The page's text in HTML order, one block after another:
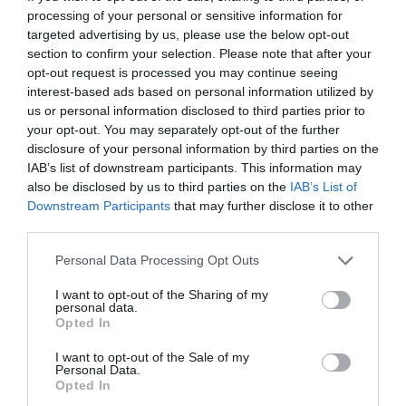
processing of your personal or sensitive information for
targeted advertising by us, please use the below opt-out
section to confirm your selection. Please note that after your
opt-out request is processed you may continue seeing
interest-based ads based on personal information utilized by
us or personal information disclosed to third parties prior to
your opt-out. You may separately opt-out of the further
disclosure of your personal information by third parties on the
IAB’s list of downstream participants. This information may
also be disclosed by us to third parties on the IAB’s List of
Downstream Participants that may further disclose it to other
Please note that this website/app uses one or more Google
not limited to your visit or usage behaviour. You may click to
grant or deny consent to Google and its third-party tags to
use your data for below specified purposes in below Google
consent section.
Personal Data Processing Opt Outs
I want to opt-out of the Sharing of my
personal data.
Opted In
I want to opt-out of the Sale of my
Personal Data.
Opted In
4-2)
Gólszerzők: Leimeter 3, Kele 2, Farkas T. 2,
Farkas K., Gémes, Alaksza N. illetve Csabai 3,
Illés 2, Kövesdi, Kuna, Valentin, Pőcze
Döntő
UVSE-Hunguest Hotels - Dunaújvárosi
Egyetem-Maarsk Graphics 6-7 (3-0, 1-4, 1-2,
1-1)
Szegedi illetve Garda 3, Gurisatti, Mucsy,
Szilágyi, Mahieu
A ZF-Eger női vízilabdacsapata győzni tudott a